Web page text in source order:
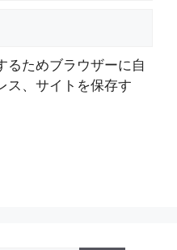
るためブラウザーに自
ス、サイトを保存す